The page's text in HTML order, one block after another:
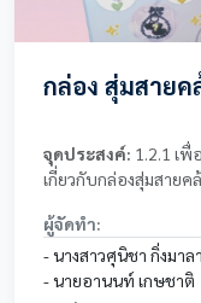
กล่อง สุ่มสายค
จุดประสงค์: 1.2.1 เ
เกี่ยวกับกล่องสุ่มสาย
เพื่อวางแผนการตลาด
เหมาะกับกลุ่มเป้าหมาย
ผู้จัดทำ:
- นางสาวศุนิชา กิ่งมาลา
- นายอานนท์ เกษชาติ